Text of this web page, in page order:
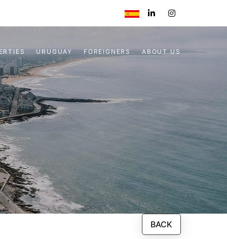
URUGUAY FOREIGNERS ABOUT US
BACK